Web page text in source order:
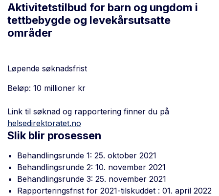
Aktivitetstilbud for barn og ungdom i
tettbebygde og levekårsutsatte
områder
Løpende søknadsfrist
Beløp: 10 millioner kr
Link til søknad og rapportering finner du på
helsedirektoratet.no
Slik blir prosessen
Behandlingsrunde 1: 25. oktober 2021
Behandlingsrunde 2: 10. november 2021
Behandlingsrunde 3: 25. november 2021
Rapporteringsfrist for 2021-tilskuddet : 01. april 2022